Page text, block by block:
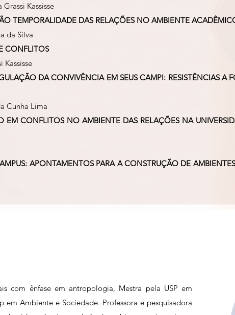
Kassisse
TEMPORALIDADE DAS RELAÇÕES NO AMBIENTE
da Silva
CONFLITOS
Kassisse
DA CONVIVÊNCIA EM SEUS CAMPI: RESISTÊNCIAS A
Cunha Lima
EM CONFLITOS NO AMBIENTE DAS RELAÇÕES NA
APONTAMENTOS PARA A CONSTRUÇÃO DE
com ênfase em antropologia, Mestra pela USP em
Ambiente e Sociedade. Professora e pesquisadora